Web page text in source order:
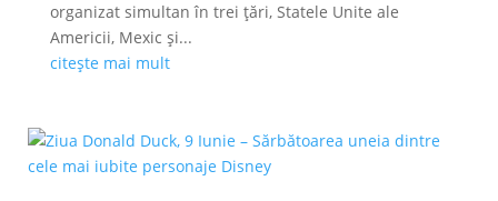
organizat simultan în trei țări, Statele Unite ale
Americii, Mexic și...
citește mai mult